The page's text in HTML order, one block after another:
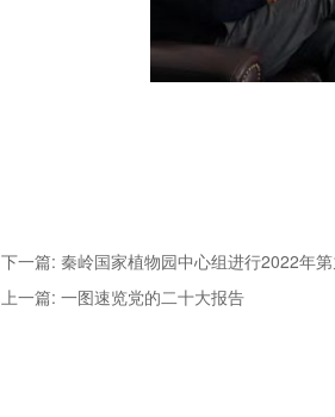
下一篇: 秦岭国家植物园中心组进行2022年
上一篇: 一图速览党的二十大报告